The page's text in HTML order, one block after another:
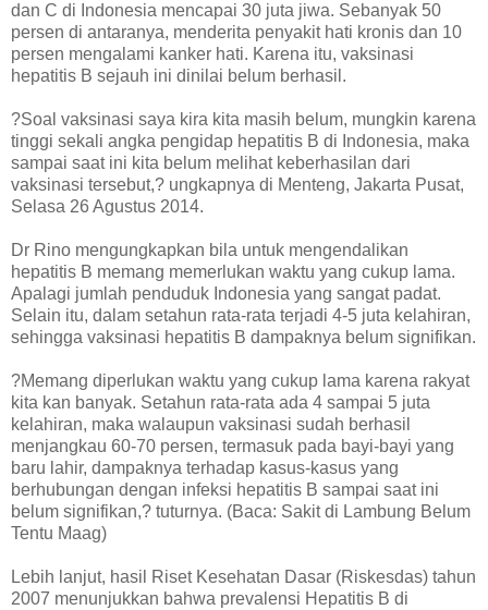
dan C di Indonesia mencapai 30 juta jiwa. Sebanyak 50
persen di antaranya, menderita penyakit hati kronis dan 10
persen mengalami kanker hati. Karena itu, vaksinasi
hepatitis B sejauh ini dinilai belum berhasil.
?Soal vaksinasi saya kira kita masih belum, mungkin karena
tinggi sekali angka pengidap hepatitis B di Indonesia, maka
sampai saat ini kita belum melihat keberhasilan dari
vaksinasi tersebut,? ungkapnya di Menteng, Jakarta Pusat,
Selasa 26 Agustus 2014.
Dr Rino mengungkapkan bila untuk mengendalikan
hepatitis B memang memerlukan waktu yang cukup lama.
Apalagi jumlah penduduk Indonesia yang sangat padat.
Selain itu, dalam setahun rata-rata terjadi 4-5 juta kelahiran,
sehingga vaksinasi hepatitis B dampaknya belum signifikan.
?Memang diperlukan waktu yang cukup lama karena rakyat
kita kan banyak. Setahun rata-rata ada 4 sampai 5 juta
kelahiran, maka walaupun vaksinasi sudah berhasil
menjangkau 60-70 persen, termasuk pada bayi-bayi yang
baru lahir, dampaknya terhadap kasus-kasus yang
berhubungan dengan infeksi hepatitis B sampai saat ini
belum signifikan,? tuturnya. (Baca: Sakit di Lambung Belum
Tentu Maag)
Lebih lanjut, hasil Riset Kesehatan Dasar (Riskesdas) tahun
2007 menunjukkan bahwa prevalensi Hepatitis B di